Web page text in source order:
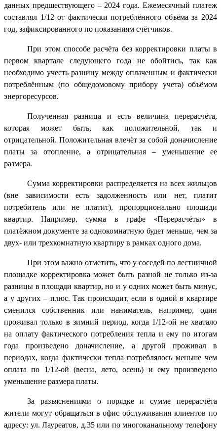
данных предшествующего – 2024 года. Ежемесячный платеж
составлял 1/12 от фактически потреблённого объёма за 2024
год, зафиксированного по показаниям счётчиков.
При этом способе расчёта без корректировки платы в
первом квартале следующего года не обойтись, так как
необходимо учесть разницу между оплаченным и фактически
потреблённым (по общедомовому прибору учета) объёмом
энергоресурсов.
Полученная разница и есть величина перерасчёта,
которая может быть, как положительной, так и
отрицательной. Положительная влечёт за собой доначисление
платы за отопление, а отрицательная – уменьшение ее
размера.
Сумма корректировки распределяется на всех жильцов
(вне зависимости есть задолженность или нет, платит
потребитель или не платит), пропорционально площади
квартир. Например, сумма в графе «Перерасчёты» в
платёжном документе за однокомнатную будет меньше, чем за
двух- или трехкомнатную квартиру в рамках одного дома.
При этом важно отметить, что у соседей по лестничной
площадке корректировка может быть разной не только из-за
разницы в площади квартир, но и у одних может быть минус,
а у других – плюс. Так происходит, если в одной в квартире
сменился собственник или наниматель, например, один
проживал только в зимний период, когда 1/12-ой не хватало
на оплату фактического потребления тепла и ему по итогам
года произведено доначисление, а другой проживал в
периодах, когда фактически тепла потреблялось меньше чем
оплата по 1/12-ой (весна, лето, осень) и ему произведено
уменьшение размера платы.
За разъяснениями о порядке и сумме перерасчёта
жители могут обращаться в офис обслуживания клиентов по
адресу: ул. Лауреатов, д.35 или по многоканальному телефону